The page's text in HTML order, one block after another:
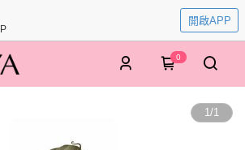
開啟APP
0
1/1